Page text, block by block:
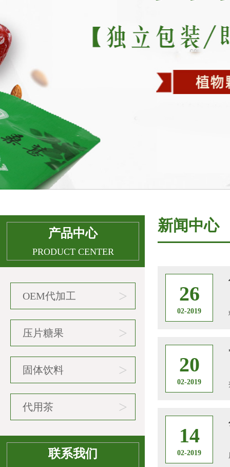
产品中心
PRODUCT CENTER
OEM代加工 >
压片糖果 >
固体饮料 >
代用茶 >
联系我们
新闻中心
26
02-2019
20
02-2019
14
02-2019